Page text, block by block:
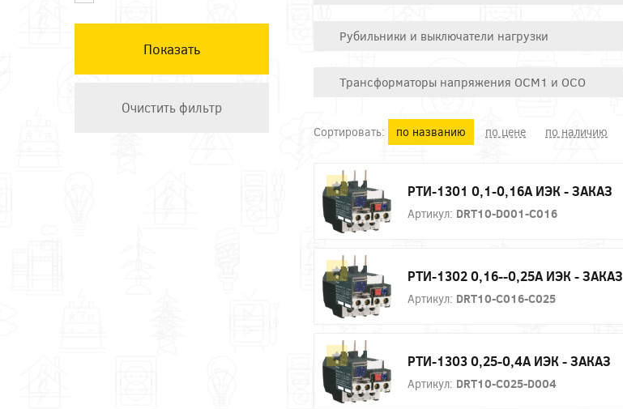
КЭАЗ
Остальные ТМ
Техэнерго
Рубильники и выключатели нагрузки
Трансформаторы напряжения ОСМ1 и ОСО
Сортировать: по названию по цене по наличию
РТИ-1301 0,1-0,16А ИЭК - ЗАКАЗ
Артикул: DRT10-D001-C016
РТИ-1302 0,16--0,25А ИЭК - ЗАКАЗ
Артикул: DRT10-C016-C025
РТИ-1303 0,25-0,4А ИЭК - ЗАКАЗ
Артикул: DRT10-C025-D004